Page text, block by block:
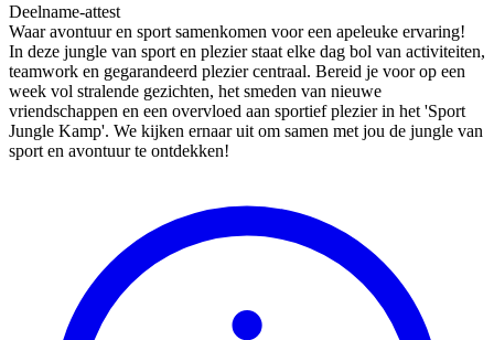
Deelname-attest
Waar avontuur en sport samenkomen voor een apeleuke ervaring!
In deze jungle van sport en plezier staat elke dag bol van activiteiten,
teamwork en gegarandeerd plezier centraal. Bereid je voor op een
week vol stralende gezichten, het smeden van nieuwe
vriendschappen en een overvloed aan sportief plezier in het 'Sport
Jungle Kamp'. We kijken ernaar uit om samen met jou de jungle van
sport en avontuur te ontdekken!